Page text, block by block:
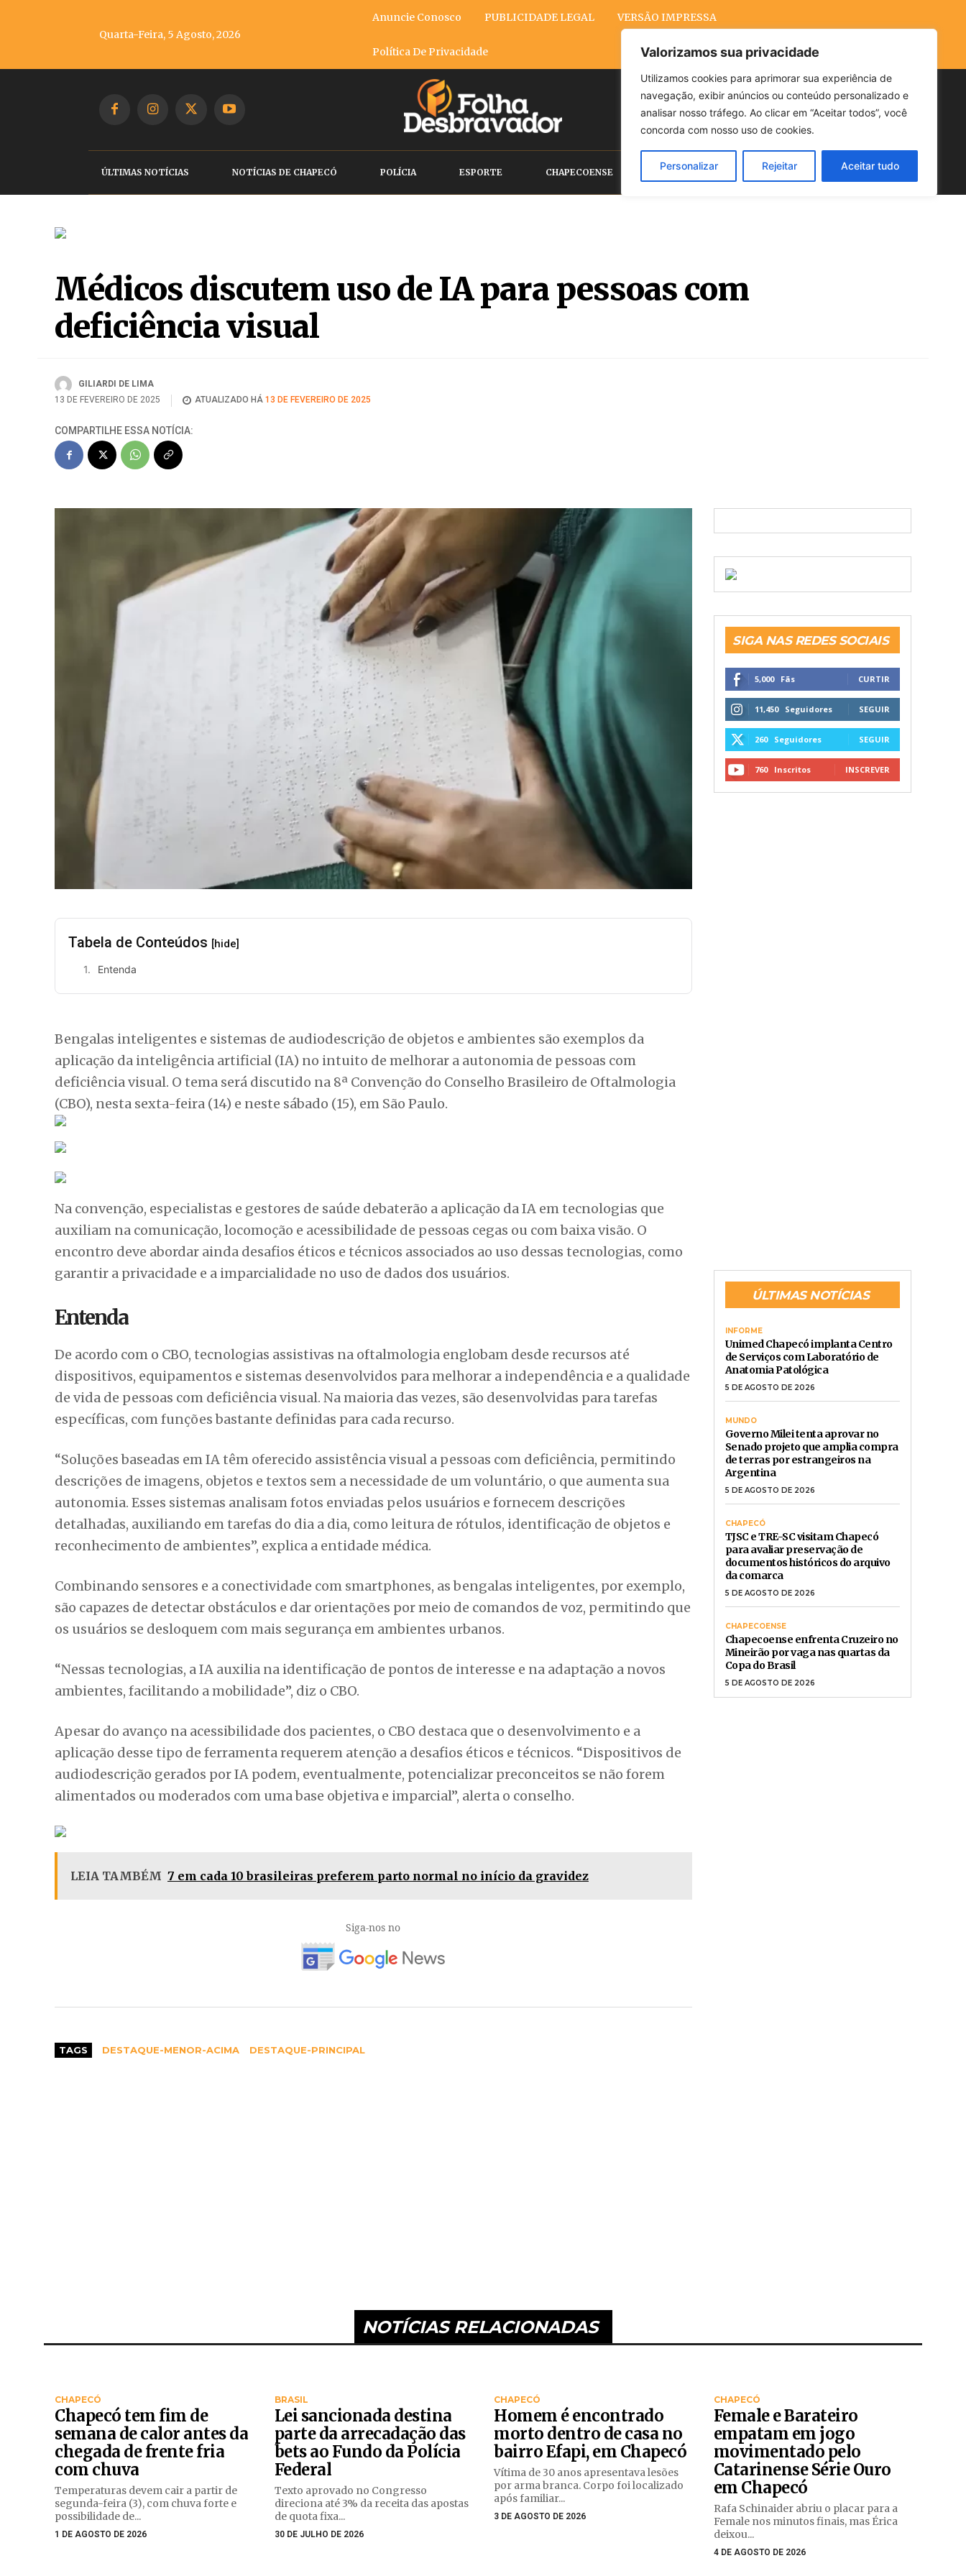
Valorizamos sua privacidade
Utilizamos cookies para aprimorar sua experiência de
navegação, exibir anúncios ou conteúdo personalizado e
analisar nosso tráfego. Ao clicar em “Aceitar todos”, você
concorda com nosso uso de cookies.
Personalizar Rejeitar Aceitar tudo
Quarta-Feira, 5 Agosto, 2026
Anuncie Conosco PUBLICIDADE LEGAL VERSÃO IMPRESSA
Política De Privacidade
Buscar
ÚLTIMAS NOTÍCIAS NOTÍCIAS DE CHAPECÓ POLÍCIA ESPORTE CHAPECOENSE POLÍTICA CLIMA ECONOMIA
Médicos discutem uso de IA para pessoas com
deficiência visual
GILIARDI DE LIMA
13 DE FEVEREIRO DE 2025
ATUALIZADO HÁ 13 DE FEVEREIRO DE 2025
COMPARTILHE ESSA NOTÍCIA:
Tabela de Conteúdos [hide]
Entenda
Bengalas inteligentes e sistemas de audiodescrição de objetos e ambientes são exemplos da
aplicação da inteligência artificial (IA) no intuito de melhorar a autonomia de pessoas com
deficiência visual. O tema será discutido na 8ª Convenção do Conselho Brasileiro de Oftalmologia
(CBO), nesta sexta-feira (14) e neste sábado (15), em São Paulo.
Na convenção, especialistas e gestores de saúde debaterão a aplicação da IA em tecnologias que
auxiliam na comunicação, locomoção e acessibilidade de pessoas cegas ou com baixa visão. O
encontro deve abordar ainda desafios éticos e técnicos associados ao uso dessas tecnologias, como
garantir a privacidade e a imparcialidade no uso de dados dos usuários.
Entenda
De acordo com o CBO, tecnologias assistivas na oftalmologia englobam desde recursos até
dispositivos, equipamentos e sistemas desenvolvidos para melhorar a independência e a qualidade
de vida de pessoas com deficiência visual. Na maioria das vezes, são desenvolvidas para tarefas
específicas, com funções bastante definidas para cada recurso.
“Soluções baseadas em IA têm oferecido assistência visual a pessoas com deficiência, permitindo
descrições de imagens, objetos e textos sem a necessidade de um voluntário, o que aumenta sua
autonomia. Esses sistemas analisam fotos enviadas pelos usuários e fornecem descrições
detalhadas, auxiliando em tarefas do dia a dia, como leitura de rótulos, identificação de objetos e
reconhecimento de ambientes”, explica a entidade médica.
Combinando sensores e a conectividade com smartphones, as bengalas inteligentes, por exemplo,
são capazes de detectar obstáculos e dar orientações por meio de comandos de voz, permitindo que
os usuários se desloquem com mais segurança em ambientes urbanos.
“Nessas tecnologias, a IA auxilia na identificação de pontos de interesse e na adaptação a novos
ambientes, facilitando a mobilidade”, diz o CBO.
Apesar do avanço na acessibilidade dos pacientes, o CBO destaca que o desenvolvimento e a
aplicação desse tipo de ferramenta requerem atenção a desafios éticos e técnicos. “Dispositivos de
audiodescrição gerados por IA podem, eventualmente, potencializar preconceitos se não forem
alimentados ou moderados com uma base objetiva e imparcial”, alerta o conselho.
LEIA TAMBÉM 7 em cada 10 brasileiras preferem parto normal no início da gravidez
Siga-nos no
TAGS DESTAQUE-MENOR-ACIMA DESTAQUE-PRINCIPAL
SIGA NAS REDES SOCIAIS
5,000 Fãs CURTIR
11,450 Seguidores SEGUIR
260 Seguidores SEGUIR
760 Inscritos INSCREVER
ÚLTIMAS NOTÍCIAS
INFORME
Unimed Chapecó implanta Centro
de Serviços com Laboratório de
Anatomia Patológica
5 DE AGOSTO DE 2026
MUNDO
Governo Milei tenta aprovar no
Senado projeto que amplia compra
de terras por estrangeiros na
Argentina
5 DE AGOSTO DE 2026
CHAPECÓ
TJSC e TRE-SC visitam Chapecó
para avaliar preservação de
documentos históricos do arquivo
da comarca
5 DE AGOSTO DE 2026
CHAPECOENSE
Chapecoense enfrenta Cruzeiro no
Mineirão por vaga nas quartas da
Copa do Brasil
5 DE AGOSTO DE 2026
NOTÍCIAS RELACIONADAS
CHAPECÓ
Chapecó tem fim de
semana de calor antes da
chegada de frente fria
com chuva
Temperaturas devem cair a partir de
segunda-feira (3), com chuva forte e
possibilidade de...
1 DE AGOSTO DE 2026
BRASIL
Lei sancionada destina
parte da arrecadação das
bets ao Fundo da Polícia
Federal
Texto aprovado no Congresso
direciona até 3% da receita das apostas
de quota fixa...
30 DE JULHO DE 2026
CHAPECÓ
Homem é encontrado
morto dentro de casa no
bairro Efapi, em Chapecó
Vítima de 30 anos apresentava lesões
por arma branca. Corpo foi localizado
após familiar...
3 DE AGOSTO DE 2026
CHAPECÓ
Female e Barateiro
empatam em jogo
movimentado pelo
Catarinense Série Ouro
em Chapecó
Rafa Schinaider abriu o placar para a
Female nos minutos finais, mas Érica
deixou...
4 DE AGOSTO DE 2026